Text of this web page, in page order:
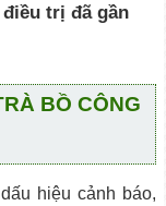
trị đã gần
BỒ CÔNG
hiệu cảnh báo,